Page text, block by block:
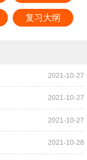
复习大纲
2021-10-27
2021-10-27
2021-10-27
2021-10-28